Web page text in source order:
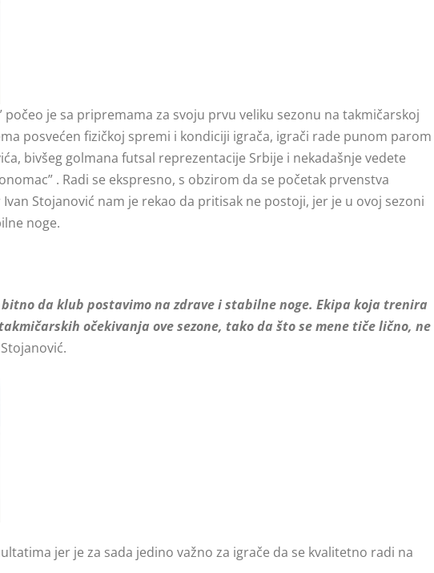
počeo je sa pripremama za svoju prvu veliku sezonu na takmičarskoj
posvećen fizičkoj spremi i kondiciji igrača, igrači rade punom parom
bivšeg golmana futsal reprezentacije Srbije i nekadašnje vedete
. Radi se ekspresno, s obzirom da se početak prvenstva
Stojanović nam je rekao da pritisak ne postoji, jer je u ovoj sezoni
noge.
da klub postavimo na zdrave i stabilne noge. Ekipa koja trenira
očekivanja ove sezone, tako da što se mene tiče lično, ne
jer je za sada jedino važno za igrače da se kvalitetno radi na